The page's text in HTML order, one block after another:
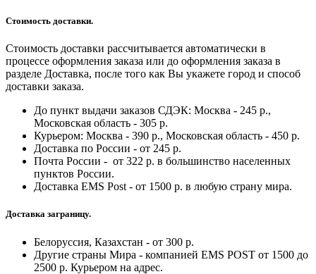
Стоимость доставки.
Стоимость доставки рассчитывается автоматически в
процессе оформления заказа или до оформления заказа в
разделе Доставка, после того как Вы укажете город и способ
доставки заказа.
До пункт выдачи заказов СДЭК: Москва - 245 р.,
Московская область - 305 р.
Курьером: Москва - 390 р., Московская область - 450 р.
Доставка по России - от 245 р.
Почта России - от 322 р. в большинство населенных
пунктов России.
Доставка EMS Post - от 1500 р. в любую страну мира.
Доставка заграницу.
Белоруссия, Казахстан - от 300 р.
Другие страны Мира - компанией EMS POST от 1500 до
2500 р. Курьером на адрес.